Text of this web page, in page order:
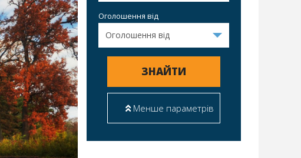
Оголошення від
ЗНАЙТИ
Менше параметрів